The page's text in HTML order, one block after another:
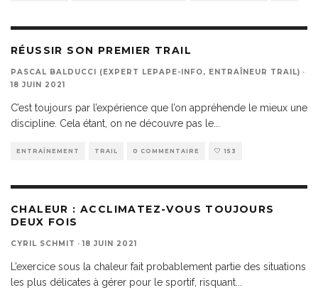
RÉUSSIR SON PREMIER TRAIL
PASCAL BALDUCCI (EXPERT LEPAPE-INFO, ENTRAÎNEUR TRAIL) ·
18 JUIN 2021
C’est toujours par l’expérience que l’on appréhende le mieux une
discipline. Cela étant, on ne découvre pas le
ENTRAÎNEMENT TRAIL 0 COMMENTAIRE 153
CHALEUR : ACCLIMATEZ-VOUS TOUJOURS
DEUX FOIS
CYRIL SCHMIT · 18 JUIN 2021
L’exercice sous la chaleur fait probablement partie des situations
les plus délicates à gérer pour le sportif, risquant